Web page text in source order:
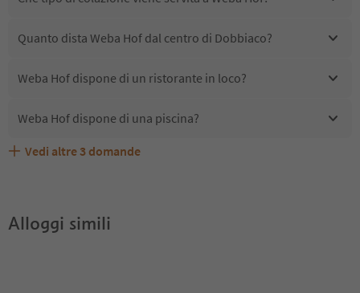
Quanto dista Weba Hof dal centro di Dobbiaco?
Weba Hof dispone di un ristorante in loco?
Weba Hof dispone di una piscina?
Weba Hof accetta animali domestici?
Quali servizi/attività sono disponibili presso Weba Hof?
Gli ospiti di Weba Hof ricevono l'Alto Adige Guest Pass?
Vedi altre 3 domande
Alloggi simili